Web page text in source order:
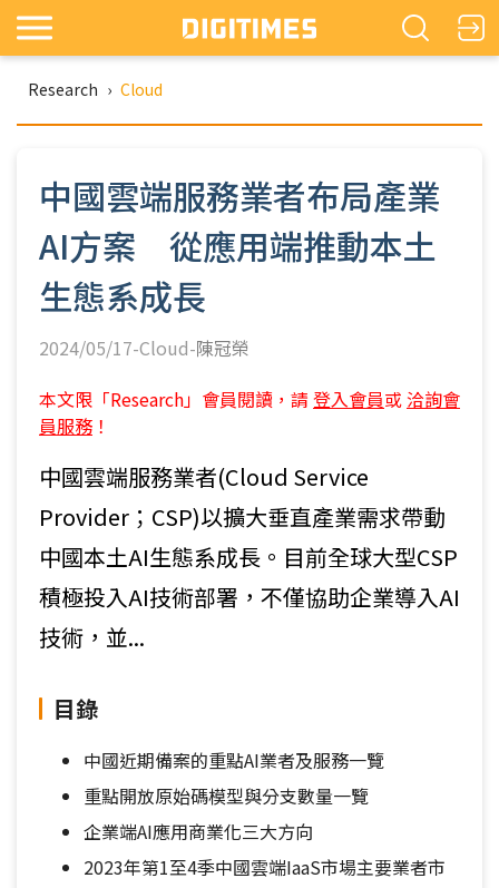
Research › Cloud
中國雲端服務業者布局產業
AI方案 從應用端推動本土
生態系成長
2024/05/17-Cloud-陳冠榮
本文限「Research」會員閱讀，請 登入會員或 洽詢會
員服務 ！
中國雲端服務業者(Cloud Service
Provider；CSP)以擴大垂直產業需求帶動
中國本土AI生態系成長。目前全球大型CSP
積極投入AI技術部署，不僅協助企業導入AI
技術，並...
目錄
中國近期備案的重點AI業者及服務一覽
重點開放原始碼模型與分支數量一覽
企業端AI應用商業化三大方向
2023年第1至4季中國雲端IaaS市場主要業者市